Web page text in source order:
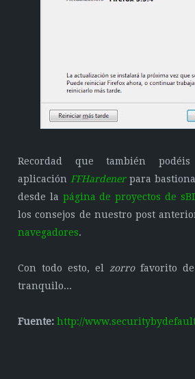
Recordad que también
aplicación FFHardener para
desde la página de proyectos de
los consejos de nuestro post
navegadores.
Con todo esto, el zorro favorito
tranquilo...
Fuente: http://